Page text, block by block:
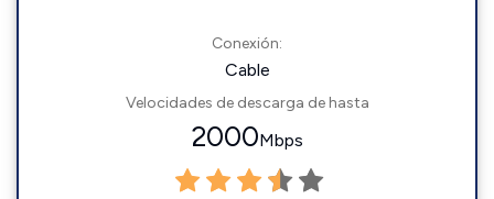
Conexión:
Cable
Velocidades de descarga de hasta
2000Mbps